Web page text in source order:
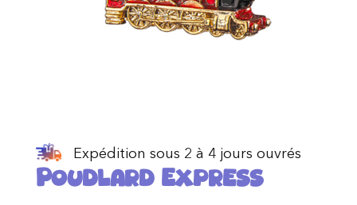
Expédition sous 2 à 4 jours ouvrés
Poudlard Express